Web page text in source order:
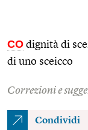
CO dignità di
di uno sceicco
Correzioni e
Condividi